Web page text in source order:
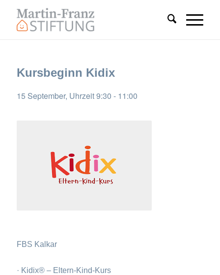
Kursbeginn Kidix
15 September, Uhrzeit 9:30 - 11:00
FBS Kalkar
· Kidix® – Eltern-Kind-Kurs